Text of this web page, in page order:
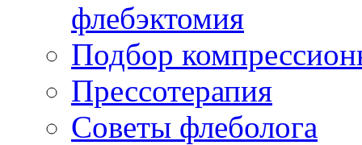
флебэктомия
Подбор
Прессотерапия
Советы флеболога